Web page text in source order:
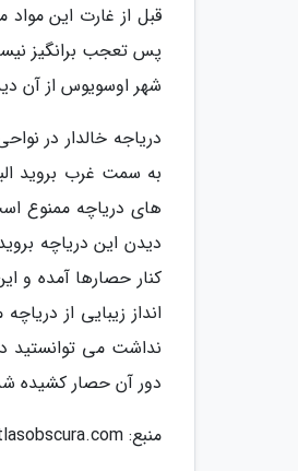
قبل از غارت این
پس تعجب برانگیز
شهر اوسویوس از آن
های دریاچه ممنوع
دیدن این دریاچه
انداز زیبایی از
نداشت می توانستید
دور آن حصار کشیده
منبع: atlasobscura.com